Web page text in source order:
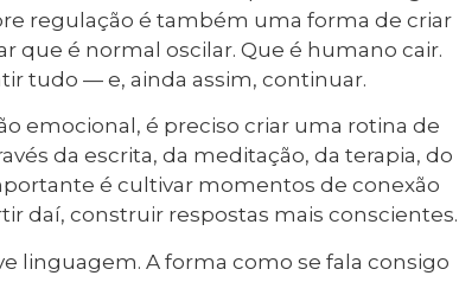
regulação é também uma forma de criar
que é normal oscilar. Que é humano cair.
tudo — e, ainda assim, continuar.
emocional, é preciso criar uma rotina de
da escrita, da meditação, da terapia, do
é cultivar momentos de conexão
daí, construir respostas mais conscientes.
linguagem. A forma como se fala consigo